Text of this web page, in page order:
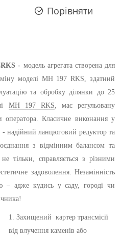
Порівняти
RKS - модель агрегата створена для
моделі MH 197 RKS, здатний
та обробку ділянки до 25
MH 197 RKS , має регульовану
оператора. Класичне виконання у
надійний ланцюговий редуктор та
з відмінним балансом та
тільки, справляється з різними
задоволення. Незамінність
– адже кудись у саду, городі чи
1. Захищений картер трансмісії
від влучення каменів або